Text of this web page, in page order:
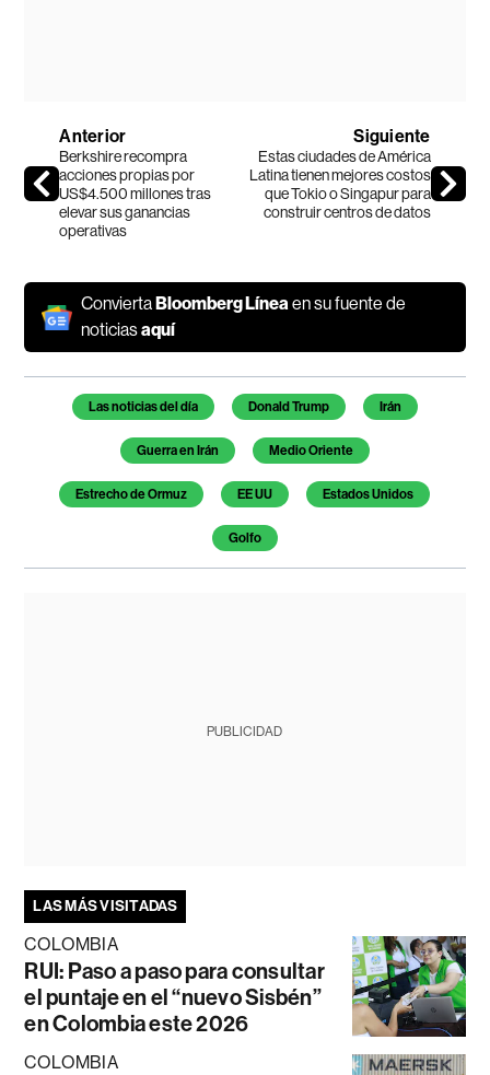
Anterior
Berkshire recompra
acciones propias por
US$4.500 millones tras
elevar sus ganancias
operativas
Siguiente
Estas ciudades de América
Latina tienen mejores costos
que Tokio o Singapur para
construir centros de datos
Convierta Bloomberg Líneaen su fuente de
noticiasaquí
Temas de este artículo
Las noticias del día Donald Trump Irán
Guerra en Irán Medio Oriente
Estrecho de Ormuz EE UU Estados Unidos
Golfo
PUBLICIDAD
LAS MÁS VISITADAS
COLOMBIA
RUI: Paso a paso para consultar
el puntaje en el “nuevo Sisbén”
en Colombia este 2026
COLOMBIA